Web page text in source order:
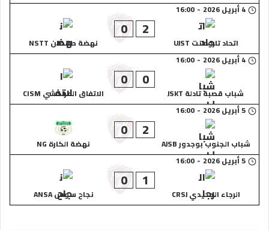
4 أبريل 2026
-
16:00
اتحاد تارودانت UJST
2
0
نهضة طانطان NSTT
4 أبريل 2026
-
16:00
شباب قصبة تادلة JSKT
0
0
الاتفاق المراكشي CISM
5 أبريل 2026
-
16:00
شباب الجنوب بوجدور AJSB
2
0
نهضة الكارة NG
5 أبريل 2026
-
16:00
الرجاء الجديدي CRSJ
1
0
نجاح سوس ANSA